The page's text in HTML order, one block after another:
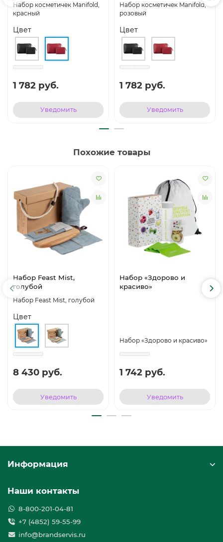
Набор косметичек Manifold,
красный
Цвет
1 782 руб.
Уведомить
Набор косметичек Manifold,
розовый
Цвет
1 782 руб.
Уведомить
Похожие товары
Набор Feast Mist,
голубой
Набор Feast Mist, голубой
Цвет
8 430 руб.
Уведомить
Набор «Здорово и
красиво»
Набор «Здорово и красиво»
1 742 руб.
Уведомить
Информация
Наши контакты
8-800-201-04-81
+7 (4852) 59-55-99
info@brandservis.ru